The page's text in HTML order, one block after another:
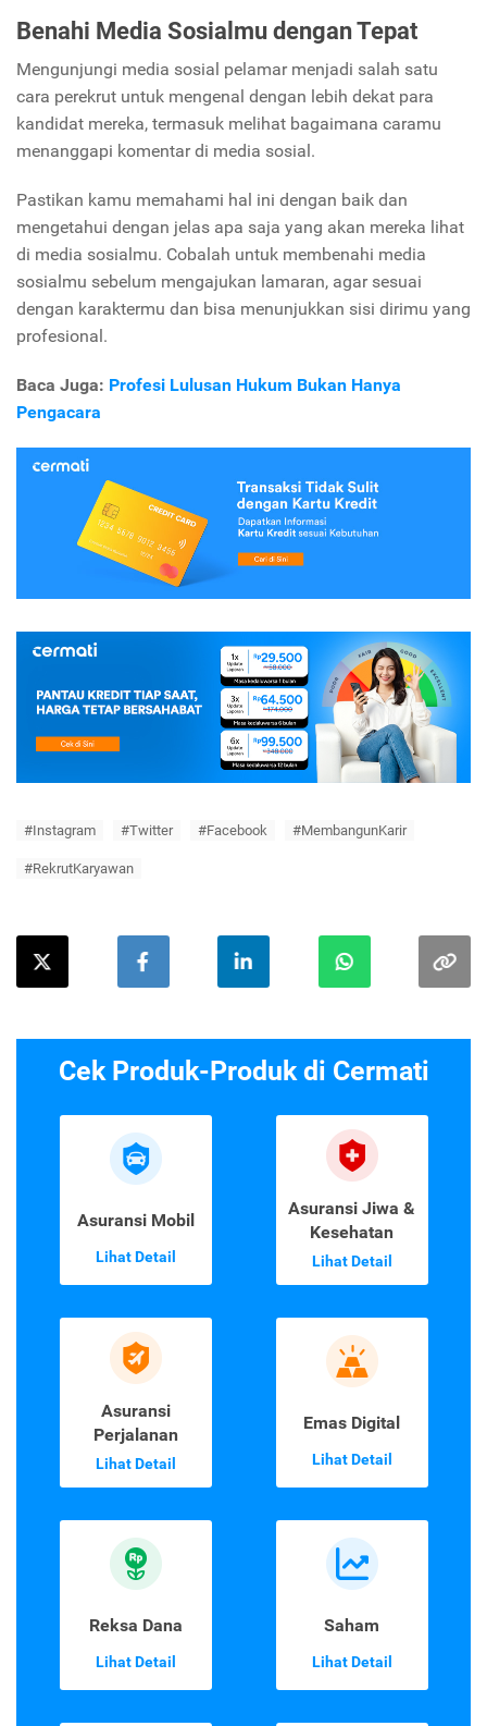
Benahi Media Sosialmu dengan Tepat
Mengunjungi media sosial pelamar menjadi salah satu
cara perekrut untuk mengenal dengan lebih dekat para
kandidat mereka, termasuk melihat bagaimana caramu
menanggapi komentar di media sosial.
Pastikan kamu memahami hal ini dengan baik dan
mengetahui dengan jelas apa saja yang akan mereka lihat
di media sosialmu. Cobalah untuk membenahi media
sosialmu sebelum mengajukan lamaran, agar sesuai
dengan karaktermu dan bisa menunjukkan sisi dirimu yang
profesional.
Baca Juga: Profesi Lulusan Hukum Bukan Hanya
Pengacara
#Instagram #Twitter #Facebook #MembangunKarir
#RekrutKaryawan
Cek Produk-Produk di Cermati
Asuransi Mobil
Lihat Detail
Asuransi Jiwa &
Kesehatan
Lihat Detail
Asuransi
Perjalanan
Lihat Detail
Emas Digital
Lihat Detail
Reksa Dana
Lihat Detail
Saham
Lihat Detail